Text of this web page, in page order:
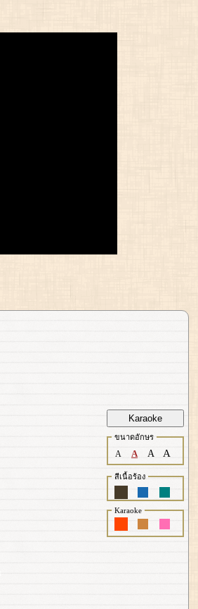
Karaoke
ขนาดอักษร
A A A A
สีเนื้อร้อง
Karaoke